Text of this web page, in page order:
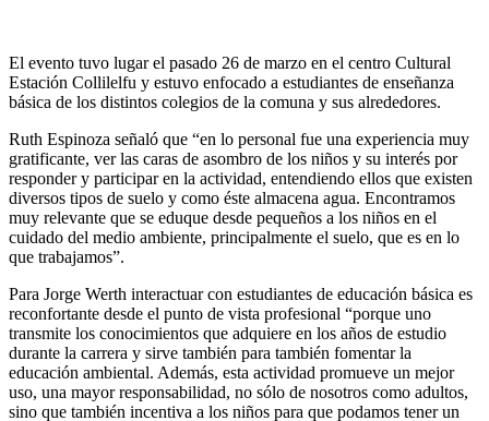
El evento tuvo lugar el pasado 26 de marzo en el centro Cultural
Estación Collilelfu y estuvo enfocado a estudiantes de enseñanza
básica de los distintos colegios de la comuna y sus alrededores.
Ruth Espinoza señaló que “en lo personal fue una experiencia muy
gratificante, ver las caras de asombro de los niños y su interés por
responder y participar en la actividad, entendiendo ellos que existen
diversos tipos de suelo y como éste almacena agua. Encontramos
muy relevante que se eduque desde pequeños a los niños en el
cuidado del medio ambiente, principalmente el suelo, que es en lo
que trabajamos”.
Para Jorge Werth interactuar con estudiantes de educación básica es
reconfortante desde el punto de vista profesional “porque uno
transmite los conocimientos que adquiere en los años de estudio
durante la carrera y sirve también para también fomentar la
educación ambiental. Además, esta actividad promueve un mejor
uso, una mayor responsabilidad, no sólo de nosotros como adultos,
sino que también incentiva a los niños para que podamos tener un